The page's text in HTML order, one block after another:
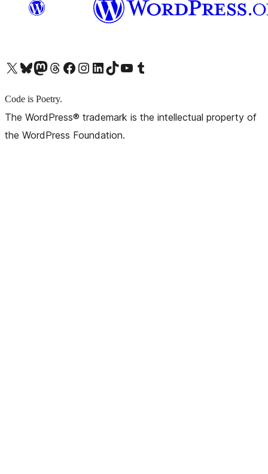
X (旧 Twitter) アカウントへBluesky アカウントへMastodon アカウントへThreads アカウントへ Facebook ページへInstagram アカウントへ LinkedIn アカウントへTikTok アカウントへYouTube チャンネルへ Tumblr アカウントへ
Code is Poetry.
The WordPress® trademark is the intellectual property of
the WordPress Foundation.